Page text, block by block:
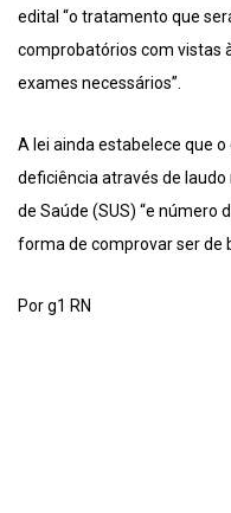
edital “o tratamento que
comprobatórios com vistas
exames necessários”.
A lei ainda estabelece que
deficiência através de
de Saúde (SUS) “e número
forma de comprovar ser de
Por g1 RN